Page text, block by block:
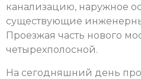
канализацию, наружное
существующие
Проезжая часть нового
четырехполосной.
На сегодняшний день